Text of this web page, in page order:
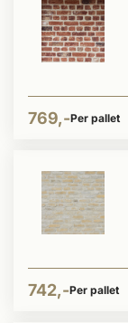
769,-Per pallet
742,-Per pallet